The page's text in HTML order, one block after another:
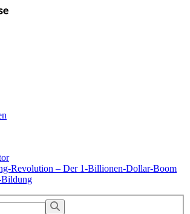
Revolution – Der 1-Billionen-Dollar-Boom